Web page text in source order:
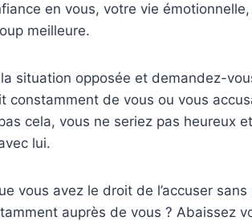
en vous, votre vie
meilleure.
situation opposée et demandez-
constamment de vous ou vous
cela, vous ne seriez pas heureux
lui.
vous avez le droit de l’accuser sans
auprès de vous ? Abaissez